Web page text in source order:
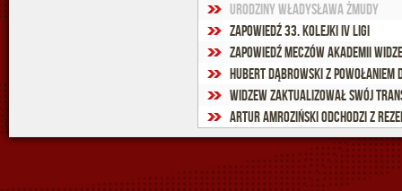
Urodziny Władysława Żmudy
Zapowiedź 33. kolejki IV ligi
Zapowiedź meczów Akademii
Hubert Dąbrowski z powołaniem
Widzew zaktualizował swój
Artur Amroziński odchodzi z